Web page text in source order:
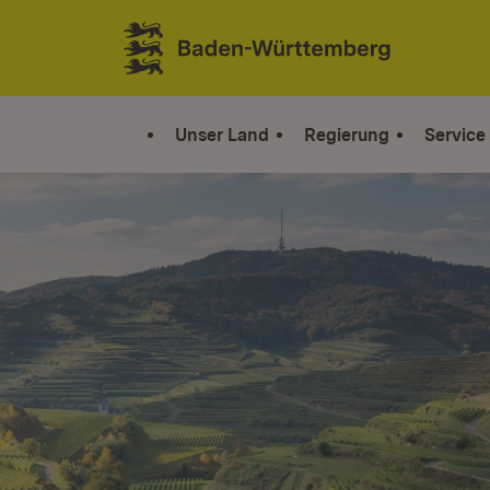
Zum Inhalt springen
Link zur Startseite
Unser Land Regierung Service